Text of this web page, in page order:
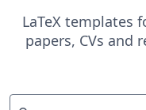
LaTeX templates
papers, CVs and